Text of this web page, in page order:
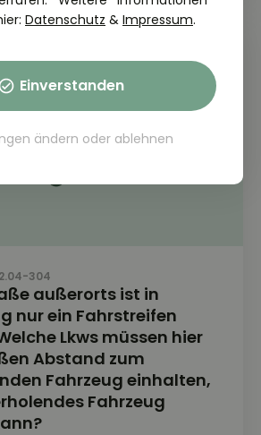
304
außerorts ist in
nur ein Fahrstreifen
Lkws müssen hier
Abstand zum
Fahrzeug einhalten,
Fahrzeug
Datenschutz & Impressum.
Einverstanden
ändern oder ablehnen